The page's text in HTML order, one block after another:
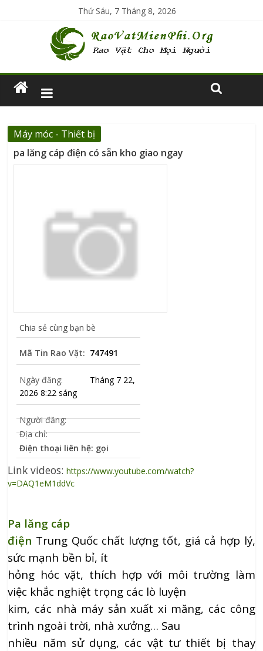
Thứ Sáu, 7 Tháng 8, 2026
Máy móc - Thiết bị
pa lăng cáp điện có sẵn kho giao ngay
Chia sẻ cùng bạn bè
Mã Tin Rao Vặt: 747491
Ngày đăng:
Tháng 7 22,
2026 8:22 sáng
Người đăng:
Địa chỉ:
Điện thoại liên hệ: gọi
Link videos:https://www.youtube.com/watch?
v=DAQ1eM1ddVc
Pa lăng cáp
điện Trung Quốc chất lượng tốt, giá cả hợp lý,
sức mạnh bền bỉ, ít
hỏng hóc vặt, thích hợp với môi trường làm
việc khắc nghiệt trọng các lò luyện
kim, các nhà máy sản xuất xi măng, các công
trình ngoài trời, nhà xưởng… Sau
nhiều năm sử dụng, các vật tư thiết bị thay